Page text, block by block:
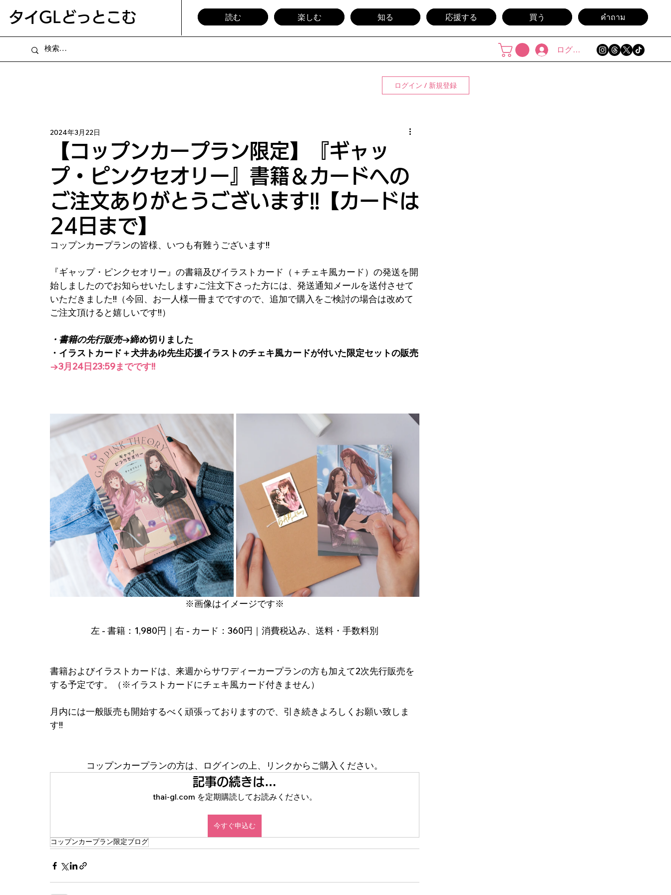
​タイGLどっとこむ 読む 楽しむ 知る 応援する 買う คำถาม
ログイン
ログイン / 新規登録
【コップンカープラン限定】『ギャッ
プ・ピンクセオリー』書籍＆カードへの
ご注文ありがとうございます!!【カードは
24日まで】
2024年3月22日
コップンカープランの皆様、いつも有難うございます!!
『ギャップ・ピンクセオリー』の書籍及びイラストカード（＋チェキ風カード）の発送を開
始しましたのでお知らせいたします♪ご注文下さった方には、発送通知メールを送付させて
いただきました!!（今回、お一人様一冊までですので、追加で購入をご検討の場合は改めて
ご注文頂けると嬉しいです!!）
・書籍の先行販売→締め切りました
・イラストカード＋犬井あゆ先生応援イラストのチェキ風カードが付いた限定セットの販売
→3月24日23:59までです!!
※画像はイメージです※
左 - 書籍：1,980円｜右 - カード：360円｜消費税込み、送料・手数料別
書籍およびイラストカードは、来週からサワディーカープランの方も加えて2次先行販売を
する予定です。（※イラストカードにチェキ風カード付きません）
月内には一般販売も開始するべく頑張っておりますので、引き続きよろしくお願い致しま
す!!
コップンカープランの方は、ログインの上、リンクからご購入ください。
記事の続きは…
thai-gl.com を定期購読してお読みください。
今すぐ申込む
コップンカープラン限定ブログ